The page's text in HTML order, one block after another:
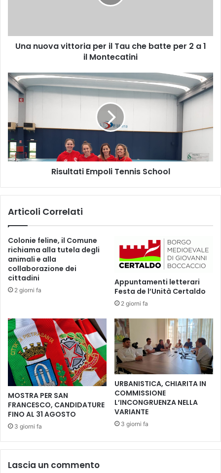
v
o
r
e
r
l
h
a
t
t
e
e
a
1
i
l
M
n
t
e
c
a
t
i
n
i
Una nuova vittoria per il Tau che batte per 2 a 1
il Montecatini
R
i
t
a
t
i
l
e
n
n
i
s
o
o
l
Risultati Empoli Tennis School
Articoli Correlati
Colonie feline, il Comune
richiama alla tutela degli
animali e alla
collaborazione dei
cittadini
2 giorni fa
Appuntamenti letterari
Festa de l’Unità Certaldo
2 giorni fa
MOSTRA PER SAN
FRANCESCO, CANDIDATURE
FINO AL 31 AGOSTO
3 giorni fa
URBANISTICA, CHIARITA IN
COMMISSIONE
L’INCONGRUENZA NELLA
VARIANTE
3 giorni fa
Lascia un commento